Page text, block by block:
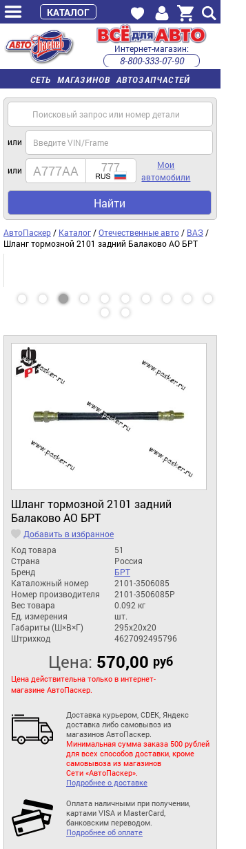
СЕТЬ МАГАЗИНОВ АВТОЗАПЧАСТЕЙ
Интернет-магазин:
8-800-333-07-90
часы работы с 9:00 до 22:00 (пн-пт)
или
или
Мои
автомобили
Найти
АвтоПаскер / Каталог /Отечественные авто / ВАЗ /
Шланг тормозной 2101 задний Балаково АО БРТ
Шланг тормозной 2101 задний
Балаково АО БРТ
Добавить в избранное
Код товара
51
Страна
Россия
Бренд
БРТ
Каталожный номер
2101-3506085
Номер производителя
2101-3506085Р
Вес товара
0.092 кг
Ед. измерения
шт.
Габариты (Ш×В×Г)
295x20x20
Штрихкод
4627092495796
Цена: 570,00 руб
Цена действительна только в интернет-
магазине АвтоПаскер.
Доставка курьером, CDEK, Яндекс
доставка либо самовывоз из
магазинов АвтоПаскер.
Минимальная сумма заказа 500 рублей
для всех способов доставки, кроме
самовывоза из магазинов
Сети «АвтоПаскер».
Подробнее о доставке
Оплата наличными при получении,
картами VISA и MasterCard,
банковским переводом.
Подробнее об оплате
КАТАЛОГ